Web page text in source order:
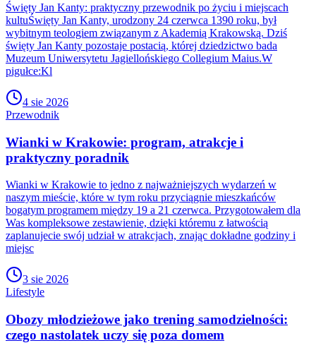
Święty Jan Kanty: praktyczny przewodnik po życiu i miejscach
kultuŚwięty Jan Kanty, urodzony 24 czerwca 1390 roku, był
wybitnym teologiem związanym z Akademią Krakowską. Dziś
święty Jan Kanty pozostaje postacią, której dziedzictwo bada
Muzeum Uniwersytetu Jagiellońskiego Collegium Maius.W
pigułce:Kl
4 sie 2026
Przewodnik
Wianki w Krakowie: program, atrakcje i
praktyczny poradnik
Wianki w Krakowie to jedno z najważniejszych wydarzeń w
naszym mieście, które w tym roku przyciągnie mieszkańców
bogatym programem między 19 a 21 czerwca. Przygotowałem dla
Was kompleksowe zestawienie, dzięki któremu z łatwością
zaplanujecie swój udział w atrakcjach, znając dokładne godziny i
miejsc
3 sie 2026
Lifestyle
Obozy młodzieżowe jako trening samodzielności:
czego nastolatek uczy się poza domem